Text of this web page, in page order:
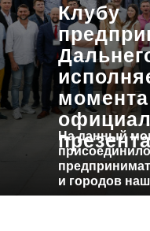
Клубу
момента
На данный
и городов